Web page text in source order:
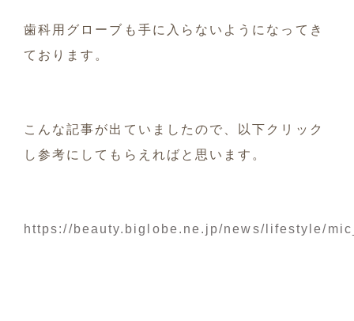
歯科用グローブも手に入らないようになってき
ております。
こんな記事が出ていましたので、以下クリック
し参考にしてもらえればと思います。
https://beauty.biglobe.ne.jp/news/lifestyle/